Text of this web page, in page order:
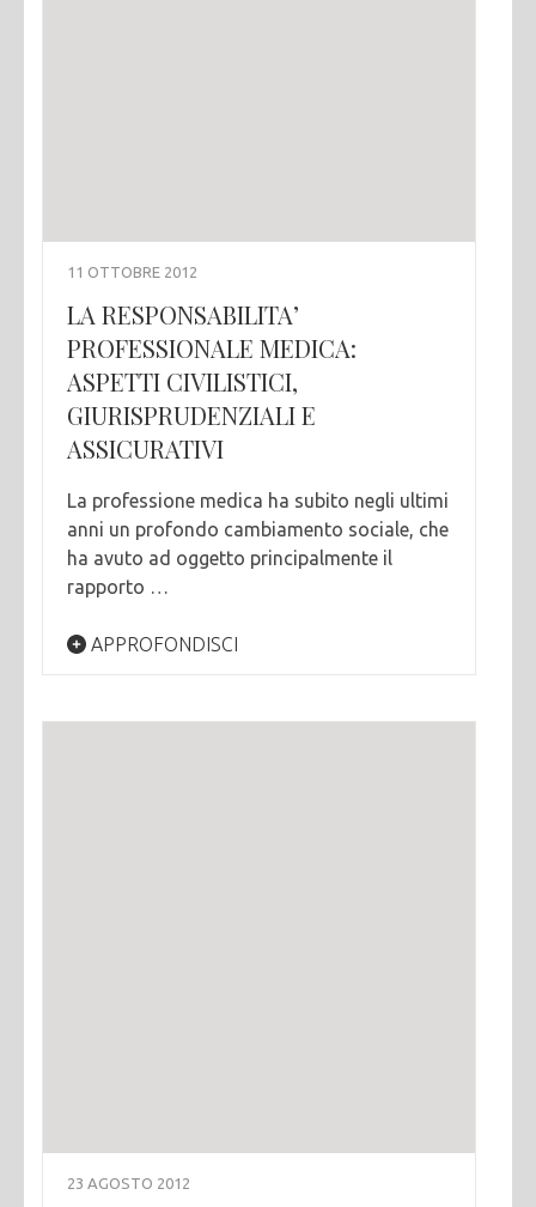
11 OTTOBRE 2012
LA RESPONSABILITA’
PROFESSIONALE MEDICA:
ASPETTI CIVILISTICI,
GIURISPRUDENZIALI E
ASSICURATIVI
La professione medica ha subito negli ultimi
anni un profondo cambiamento sociale, che
ha avuto ad oggetto principalmente il
rapporto …
APPROFONDISCI
23 AGOSTO 2012